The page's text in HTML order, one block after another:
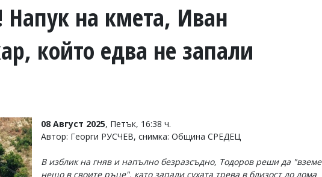
Напук на кмета, Иван
който едва не запали
08 Август 2025, Петък, 16:38 ч.
Автор: Георги РУСЧЕВ, снимка: Община СРЕДЕЦ
В изблик на гняв и напълно безразсъдно, Тодоров реши да "вземе
нещо в своите ръце", като запали сухата трева в близост до дома